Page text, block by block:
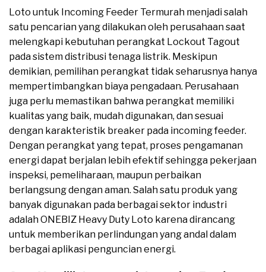
Loto untuk Incoming Feeder Termurah menjadi salah
satu pencarian yang dilakukan oleh perusahaan saat
melengkapi kebutuhan perangkat Lockout Tagout
pada sistem distribusi tenaga listrik. Meskipun
demikian, pemilihan perangkat tidak seharusnya hanya
mempertimbangkan biaya pengadaan. Perusahaan
juga perlu memastikan bahwa perangkat memiliki
kualitas yang baik, mudah digunakan, dan sesuai
dengan karakteristik breaker pada incoming feeder.
Dengan perangkat yang tepat, proses pengamanan
energi dapat berjalan lebih efektif sehingga pekerjaan
inspeksi, pemeliharaan, maupun perbaikan
berlangsung dengan aman. Salah satu produk yang
banyak digunakan pada berbagai sektor industri
adalah ONEBIZ Heavy Duty Loto karena dirancang
untuk memberikan perlindungan yang andal dalam
berbagai aplikasi penguncian energi.